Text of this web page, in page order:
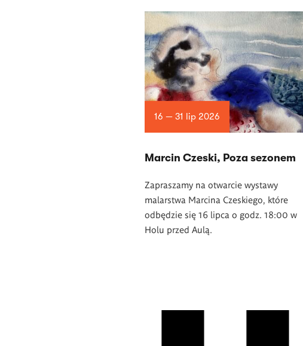
16 — 31 lip 2026
Marcin Czeski, Poza sezonem
Zapraszamy na otwarcie wystawy
malarstwa Marcina Czeskiego, które
odbędzie się 16 lipca o godz. 18:00 w
Holu przed Aulą.